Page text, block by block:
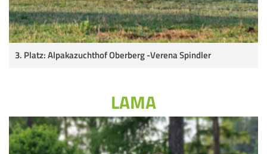
3. Platz: Alpakazuchthof Oberberg -Verena Spindler
LAMA